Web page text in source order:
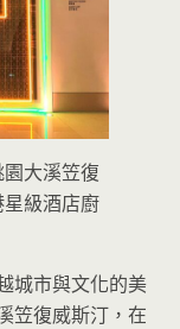
大溪笠復
級酒店廚
城市與文化的美
笠復威斯汀，在